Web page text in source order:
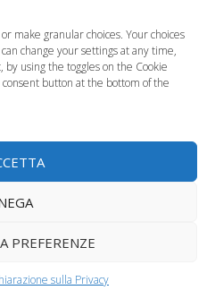
make granular choices. Your choices
change your settings at any time,
using the toggles on the Cookie
button at the bottom of the
PREFERENZE
sulla Privacy
spiaggia
cosa portare in